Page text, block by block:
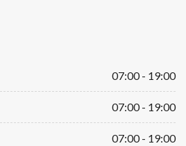
07:00 - 19:00
07:00 - 19:00
07:00 - 19:00